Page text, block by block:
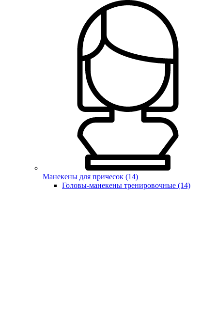
Манекены для причесок (14)
Головы-манекены тренировочные (14)